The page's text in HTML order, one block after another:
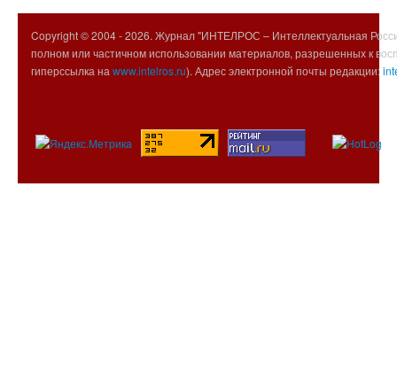
Copyright © 2004 -2026. Журнал "ИНТЕЛРОС – Интеллектуальная
полном или частичном использовании материалов, разрешенных к
гиперссылка на www.intelros.ru). Адрес электронной почты редакции: